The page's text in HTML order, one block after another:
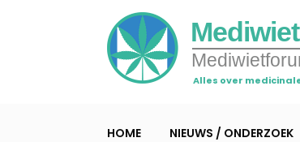
Alles over
HOME NIEUWS / ONDERZOEK